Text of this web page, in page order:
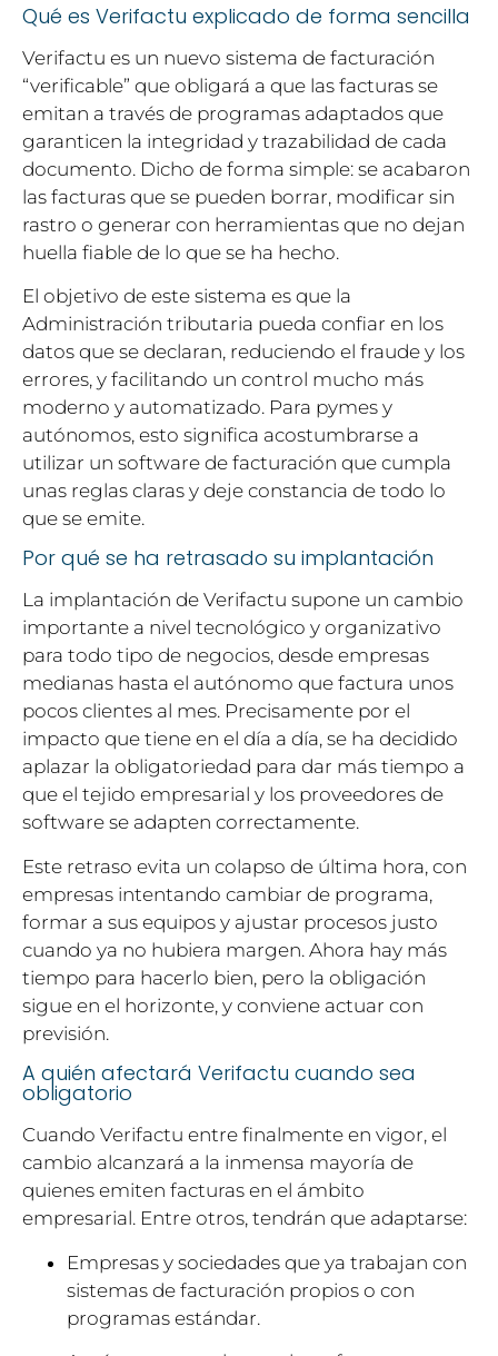
Qué es Verifactu explicado de forma sencilla
Verifactu es un nuevo sistema de facturación
“verificable” que obligará a que las facturas se
emitan a través de programas adaptados que
garanticen la integridad y trazabilidad de cada
documento. Dicho de forma simple: se acabaron
las facturas que se pueden borrar, modificar sin
rastro o generar con herramientas que no dejan
huella fiable de lo que se ha hecho.
El objetivo de este sistema es que la
Administración tributaria pueda confiar en los
datos que se declaran, reduciendo el fraude y los
errores, y facilitando un control mucho más
moderno y automatizado. Para pymes y
autónomos, esto significa acostumbrarse a
utilizar un software de facturación que cumpla
unas reglas claras y deje constancia de todo lo
que se emite.
Por qué se ha retrasado su implantación
La implantación de Verifactu supone un cambio
importante a nivel tecnológico y organizativo
para todo tipo de negocios, desde empresas
medianas hasta el autónomo que factura unos
pocos clientes al mes. Precisamente por el
impacto que tiene en el día a día, se ha decidido
aplazar la obligatoriedad para dar más tiempo a
que el tejido empresarial y los proveedores de
software se adapten correctamente.
Este retraso evita un colapso de última hora, con
empresas intentando cambiar de programa,
formar a sus equipos y ajustar procesos justo
cuando ya no hubiera margen. Ahora hay más
tiempo para hacerlo bien, pero la obligación
sigue en el horizonte, y conviene actuar con
previsión.
A quién afectará Verifactu cuando sea
obligatorio
Cuando Verifactu entre finalmente en vigor, el
cambio alcanzará a la inmensa mayoría de
quienes emiten facturas en el ámbito
empresarial. Entre otros, tendrán que adaptarse:
Empresas y sociedades que ya trabajan con
sistemas de facturación propios o con
programas estándar.